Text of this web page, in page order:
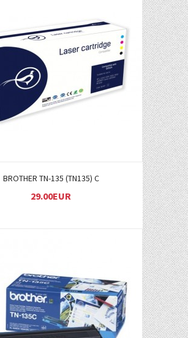
Į KREPŠELĮ
BROTHER TN-135 (TN135) C
29.00EUR
Į KREPŠELĮ